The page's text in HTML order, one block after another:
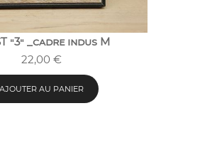
"3" _cadre indus M
22,00 €
AJOUTER AU PANIER